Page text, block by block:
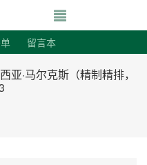
令|走向自
留言本
亚·马尔克斯（精制精排，